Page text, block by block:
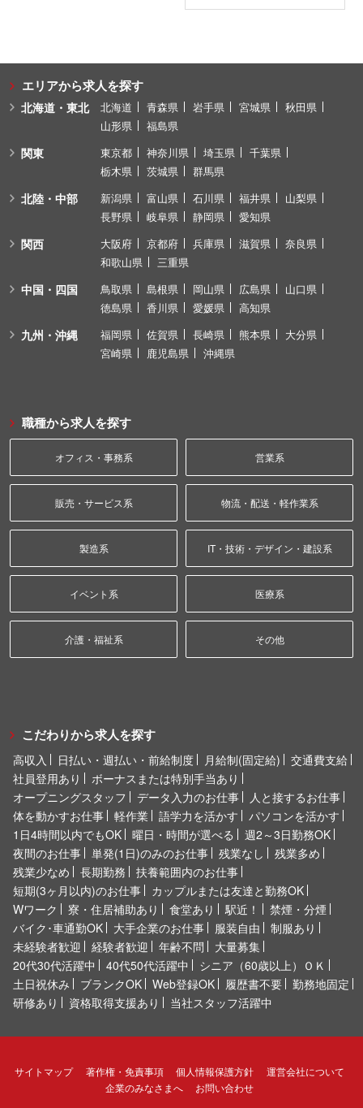
エリアから求人を探す
北海道・東北 北海道 青森県 岩手県 宮城県
秋田県
山形県
福島県
関東 東京都 神奈川県 埼玉県
千葉県
栃木県
茨城県 群馬県
北陸・中部 新潟県 富山県 石川県 福井県
山梨県
長野県
岐阜県 静岡県 愛知県
関西 大阪府 京都府 兵庫県 滋賀県
奈良県
和歌山県
三重県
中国・四国 鳥取県 島根県 岡山県 広島県
山口県
徳島県
香川県 愛媛県 高知県
九州・沖縄 福岡県 佐賀県 長崎県 熊本県
大分県
宮崎県
鹿児島県 沖縄県
職種から求人を探す
オフィス・事務系 営業系
販売・サービス系 物流・配送・軽作業系
製造系 IT・技術・デザイン・建設系
イベント系 医療系
介護・福祉系 その他
こだわりから求人を探す
高収入 日払い・週払い・前給制度 月給制(固定給)
交通費支給
社員登用あり
ボーナスまたは特別手当あり
オープニングスタッフ
データ入力のお仕事
人と接するお仕事
体を動かすお仕事
軽作業 語学力を活かす
パソコンを活かす
1日4時間以内でもOK
曜日・時間が選べる
週2～3日勤務OK
夜間のお仕事
単発(1日)のみのお仕事 残業なし
残業多め
残業少なめ
長期勤務
扶養範囲内のお仕事
短期(3ヶ月以内)のお仕事
カップルまたは友達と勤務OK
Wワーク
寮・住居補助あり 食堂あり 駅近！
禁煙・分煙
バイク･車通勤OK
大手企業のお仕事 服装自由
制服あり
未経験者歓迎
経験者歓迎 年齢不問
大量募集
20代30代活躍中
40代50代活躍中
シニア（60歳以上）ＯＫ
土日祝休み
ブランクOK Web登録OK 履歴書不要
勤務地固定
研修あり
資格取得支援あり 当社スタッフ活躍中
サイトマップ 著作権・免責事項 個人情報保護方針
運営会社について
企業のみなさまへ
お問い合わせ